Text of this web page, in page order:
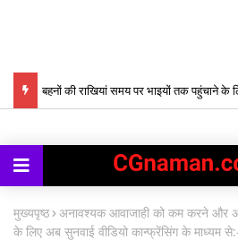
लेकर बहनों की राखियां समय पर भाइयों तक पहुंचाने के
मुख्यपृष्ठ अनावश्यक आवाजाही को कम करने और
के लिए अब सुनवाई वीडियो कान्फ्रेंसिंग के माध्यम से:-